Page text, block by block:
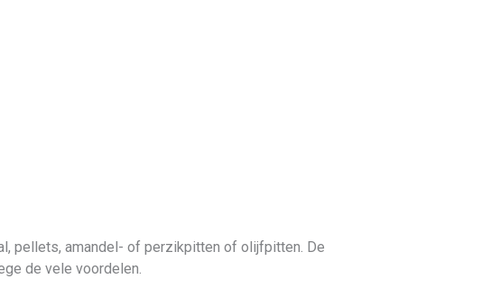
pellets, amandel- of perzikpitten of olijfpitten. De
de vele voordelen.